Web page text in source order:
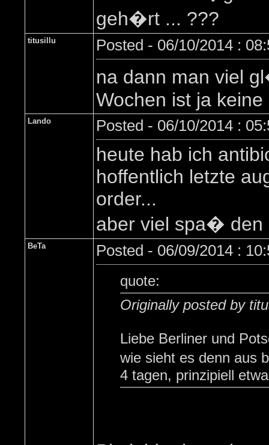
geh�rt ... ???
titusillu Posted - 06/10/2014 :
na dann man viel
Wochen ist ja
Lando Posted - 06/10/2014 :
heute hab ich
hoffentlich letzte
order...
aber viel spa� den
BeTa Posted - 06/09/2014 :
quote:
Originally posted by
Liebe Berliner und
wie sieht es denn aus
4 tagen, prinzipiell